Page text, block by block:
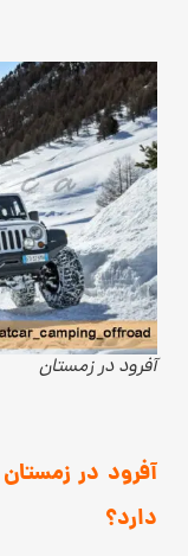
آفرود در زمستان
آفرود در
دارد؟